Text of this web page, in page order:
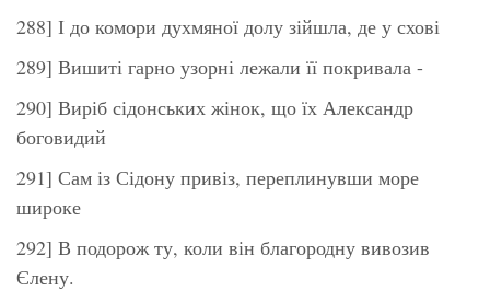
288] І до комори духмяної долу зійшла, де у схові
289] Вишиті гарно узорні лежали її покривала -
290] Виріб сідонських жінок, що їх Александр
боговидий
291] Сам із Сідону привіз, переплинувши море
широке
292] В подорож ту, коли він благородну вивозив
Єлену.